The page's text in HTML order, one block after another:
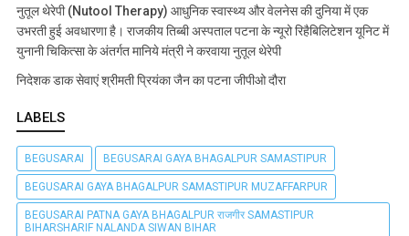
नुतूल थेरेपी (Nutool Therapy) आधुनिक स्वास्थ्य और वेलनेस की दुनिया में एक
उभरती हुई अवधारणा है। राजकीय तिब्बी अस्पताल पटना के न्यूरो रिहैबिलिटेशन यूनिट में
युनानी चिकित्सा के अंतर्गत मानिये मंत्री ने करवाया नुतूल थेरेपी
निदेशक डाक सेवाएं श्रीमती प्रियंका जैन का पटना जीपीओ दौरा
LABELS
BEGUSARAI BEGUSARAI GAYA BHAGALPUR SAMASTIPUR
BEGUSARAI GAYA BHAGALPUR SAMASTIPUR MUZAFFARPUR
BEGUSARAI PATNA GAYA BHAGALPUR राजगीर SAMASTIPUR
BIHARSHARIF NALANDA SIWAN BIHAR